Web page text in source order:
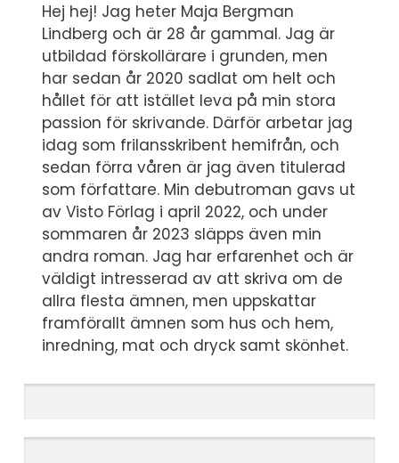
Hej hej! Jag heter Maja Bergman
Lindberg och är 28 år gammal. Jag är
utbildad förskollärare i grunden, men
har sedan år 2020 sadlat om helt och
hållet för att istället leva på min stora
passion för skrivande. Därför arbetar jag
idag som frilansskribent hemifrån, och
sedan förra våren är jag även titulerad
som författare. Min debutroman gavs ut
av Visto Förlag i april 2022, och under
sommaren år 2023 släpps även min
andra roman. Jag har erfarenhet och är
väldigt intresserad av att skriva om de
allra flesta ämnen, men uppskattar
framförallt ämnen som hus och hem,
inredning, mat och dryck samt skönhet.